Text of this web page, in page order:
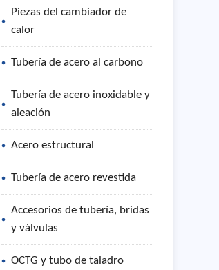
Piezas del cambiador de
calor
Tubería de acero al carbono
Tubería de acero inoxidable y
aleación
Acero estructural
Tubería de acero revestida
Accesorios de tubería, bridas
y válvulas
OCTG y tubo de taladro